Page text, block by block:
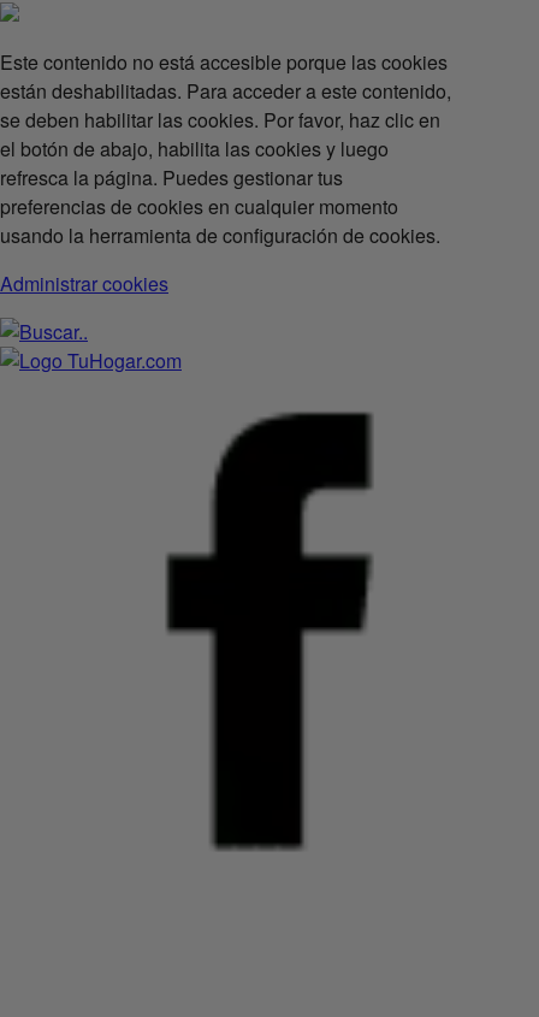
Este contenido no está accesible porque las cookies
están deshabilitadas. Para acceder a este contenido,
se deben habilitar las cookies. Por favor, haz clic en
el botón de abajo, habilita las cookies y luego
refresca la página. Puedes gestionar tus
preferencias de cookies en cualquier momento
usando la herramienta de configuración de cookies.
Administrar cookies